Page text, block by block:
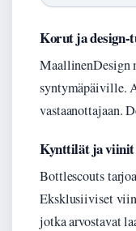
Korut ja design-
MaallinenDesign
syntymäpäiville.
vastaanottajaan.
Kynttilät ja viinit
Bottlescouts
Eksklusiiviset
jotka arvostavat